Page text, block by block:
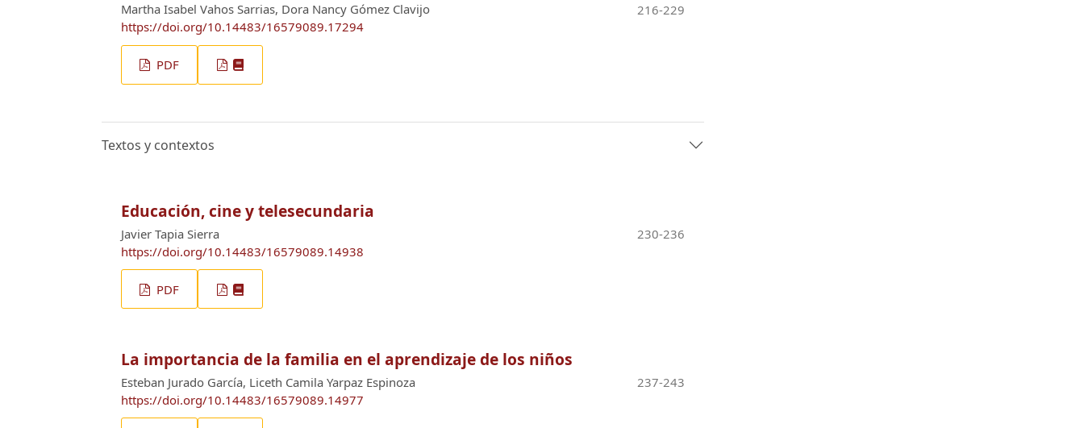
Martha Isabel Vahos Sarrias, Dora Nancy Gómez Clavijo
https://doi.org/10.14483/16579089.17294
216-229
PDF
Textos y contextos
Educación, cine y telesecundaria
Javier Tapia Sierra
https://doi.org/10.14483/16579089.14938
230-236
PDF
La importancia de la familia en el aprendizaje de los niños
Esteban Jurado García, Liceth Camila Yarpaz Espinoza
https://doi.org/10.14483/16579089.14977
237-243